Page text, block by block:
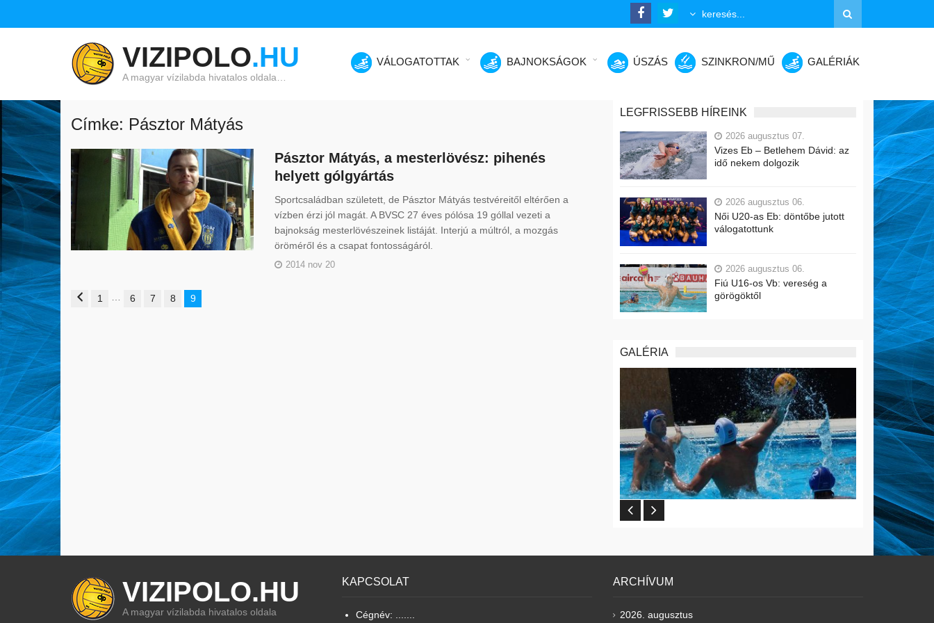
VIZIPOLO.HU
A magyar vízilabda hivatalos oldala…
VÁLOGATOTTAK BAJNOKSÁGOK ÚSZÁS SZINKRON/MŰ GALÉRIÁK
Címke: Pásztor Mátyás
Pásztor Mátyás, a mesterlövész: pihenés
helyett gólgyártás
Sportcsaládban született, de Pásztor Mátyás testvéreitől eltérően a
vízben érzi jól magát. A BVSC 27 éves pólósa 19 góllal vezeti a
bajnokság mesterlövészeinek listáját. Interjú a múltról, a mozgás
öröméről és a csapat fontosságáról.
2014 nov 20
1 6 7 8 9
LEGFRISSEBB HÍREINK
2026 augusztus 07.
Vizes Eb – Betlehem Dávid: az
idő nekem dolgozik
2026 augusztus 06.
Női U20-as Eb: döntőbe jutott
válogatottunk
2026 augusztus 06.
Fiú U16-os Vb: vereség a
görögöktől
GALÉRIA
VIZIPOLO.HU
A magyar vízilabda hivatalos oldala
KAPCSOLAT
Cégnév: .......
ARCHÍVUM
2026. augusztus